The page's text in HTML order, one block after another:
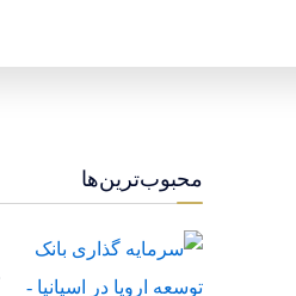
محبوب‌ترین‌ها